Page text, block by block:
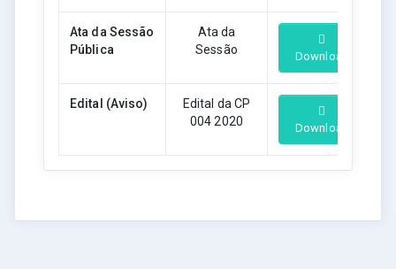
Ata da Sessão
Pública
Ata da
Sessão
Download
Edital (Aviso)
Edital da CP
004 2020
Download